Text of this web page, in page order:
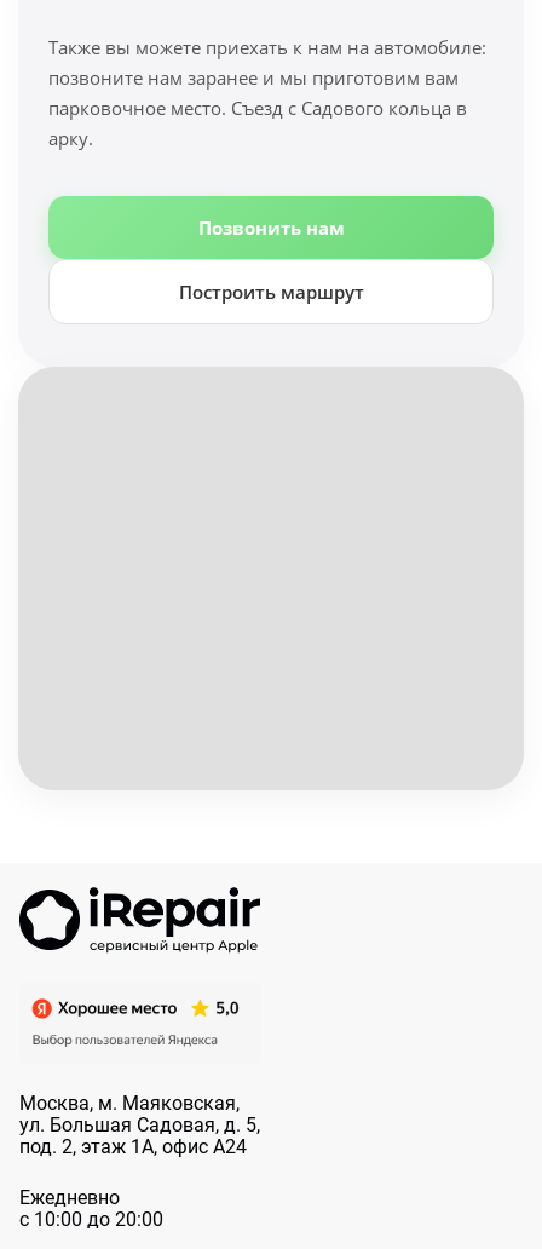
Также вы можете приехать к нам на автомобиле:
позвоните нам заранее и мы приготовим вам
парковочное место. Съезд с Садового кольца в
арку.
Позвонить нам
Построить маршрут
Москва, м. Маяковская,
ул. Большая Садовая, д. 5,
под. 2, этаж 1А, офис А24
Ежедневно
с 10:00 до 20:00